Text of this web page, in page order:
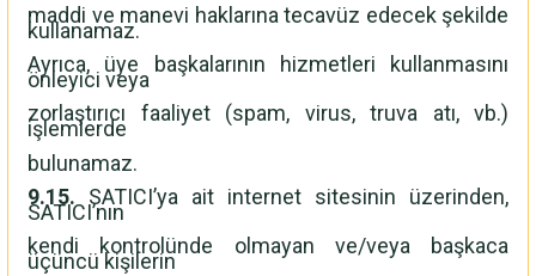
maddi ve manevi haklarına tecavüz edecek şekilde
kullanamaz.
Ayrıca, üye başkalarının hizmetleri kullanmasını
önleyici veya
zorlaştırıcı faaliyet (spam, virus, truva atı, vb.)
işlemlerde
bulunamaz.
9.15. SATICI’ya ait internet sitesinin üzerinden,
SATICI’nın
kendi kontrolünde olmayan ve/veya başkaca
üçüncü kişilerin